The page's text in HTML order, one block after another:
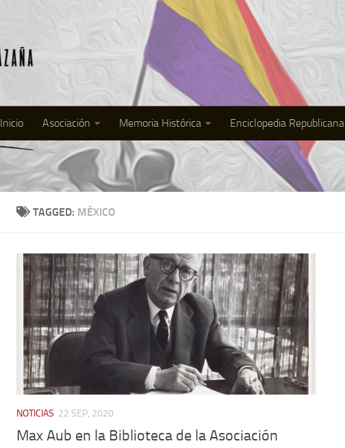
Inicio Asociación Memoria Histórica Enciclopedia Republicana
TAGGED: MÉXICO
NOTICIAS 22 SEP, 2020
Max Aub en la Biblioteca de la Asociación